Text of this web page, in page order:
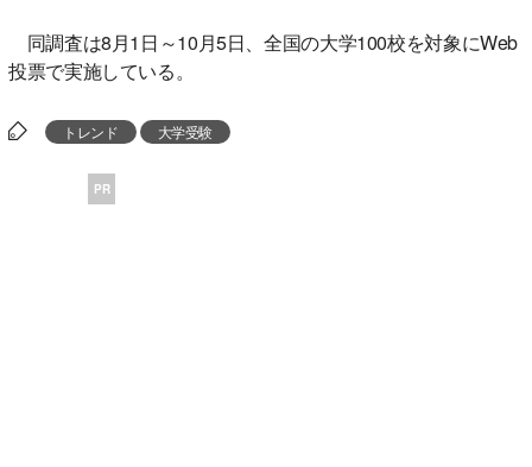
同調査は8月1日～10月5日、全国の大学100校を対象にWeb
投票で実施している。
トレンド 大学受験
PR